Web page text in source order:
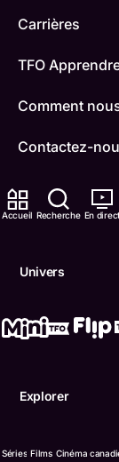
Accueil Recherche En direct
Univers
Explorer
Séries Films Cinéma
Carrières
TFO
Comment
Contactez-
ONFR
Boukili
Confidentialité
langue